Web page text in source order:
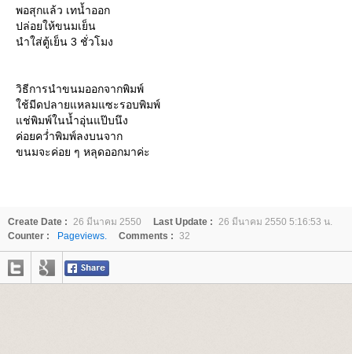
พอสุกแล้ว เทน้ำออก
ปล่อยให้ขนมเย็น
นำใส่ตู้เย็น 3 ชั่วโมง
วิธีการนำขนมออกจากพิมพ์
ช้มีดปลายแหลมแซะรอบพิมพ์
ช่พิมพ์ในน้ำอุ่นแป๊บนึง
ค่อยคว่ำพิมพ์ลงบนจาก
ขนมจะค่อย ๆ หลุดออกมาค่ะ
Create Date : 26 มีนาคม 2550 Last Update : 26 มีนาคม 2550 5:16:53 น.
Counter :
Pageviews. Comments : 32